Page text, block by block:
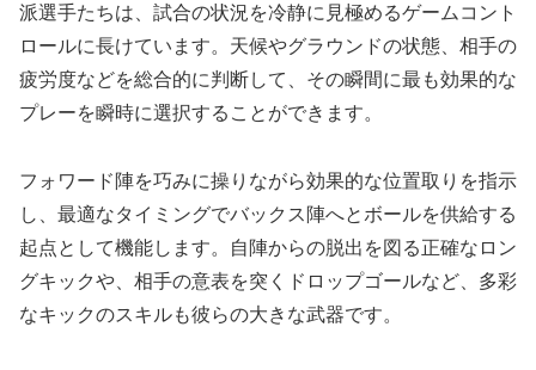
派選手たちは、試合の状況を冷静に見極めるゲームコント
ロールに長けています。天候やグラウンドの状態、相手の
疲労度などを総合的に判断して、その瞬間に最も効果的な
プレーを瞬時に選択することができます。
フォワード陣を巧みに操りながら効果的な位置取りを指示
し、最適なタイミングでバックス陣へとボールを供給する
起点として機能します。自陣からの脱出を図る正確なロン
グキックや、相手の意表を突くドロップゴールなど、多彩
なキックのスキルも彼らの大きな武器です。